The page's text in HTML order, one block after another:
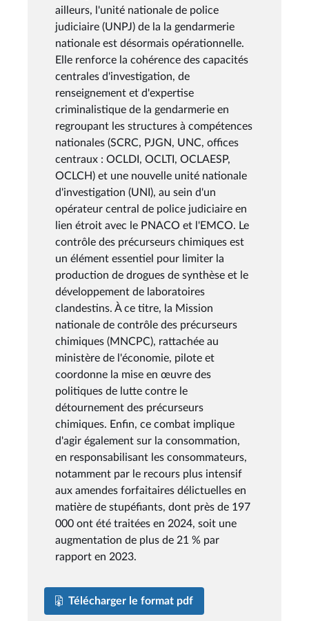
ailleurs, l'unité nationale de police
judiciaire (UNPJ) de la la gendarmerie
nationale est désormais opérationnelle.
Elle renforce la cohérence des capacités
centrales d'investigation, de
renseignement et d'expertise
criminalistique de la gendarmerie en
regroupant les structures à compétences
nationales (SCRC, PJGN, UNC, offices
centraux : OCLDI, OCLTI, OCLAESP,
OCLCH) et une nouvelle unité nationale
d'investigation (UNI), au sein d'un
opérateur central de police judiciaire en
lien étroit avec le PNACO et l'EMCO. Le
contrôle des précurseurs chimiques est
un élément essentiel pour limiter la
production de drogues de synthèse et le
développement de laboratoires
clandestins. À ce titre, la Mission
nationale de contrôle des précurseurs
chimiques (MNCPC), rattachée au
ministère de l'économie, pilote et
coordonne la mise en œuvre des
politiques de lutte contre le
détournement des précurseurs
chimiques. Enfin, ce combat implique
d'agir également sur la consommation,
en responsabilisant les consommateurs,
notamment par le recours plus intensif
aux amendes forfaitaires délictuelles en
matière de stupéfiants, dont près de 197
000 ont été traitées en 2024, soit une
augmentation de plus de 21 % par
rapport en 2023.
Télécharger le format pdf